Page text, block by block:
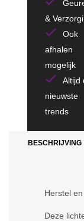
&
Ook
afhalen
mogelijk
Altijd
nieuwste
trends
BESCHRIJVING
Herstel
Deze